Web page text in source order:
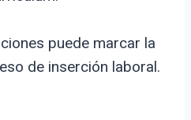
puede marcar la
de inserción laboral.